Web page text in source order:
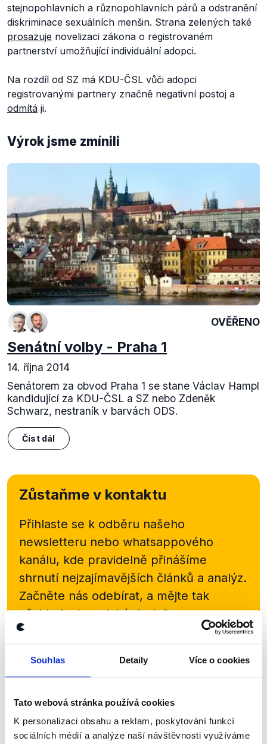
Souhlas Detaily Více o cookies
Tato webová stránka používá cookies
K personalizaci obsahu a reklam, poskytování funkcí
sociálních médií a analýze naší návštěvnosti využíváme
stejnopohlavních a různopohlavních párů a odstranění
diskriminace sexuálních menšin. Strana zelených také
prosazuje novelizaci zákona o registrovaném
partnerství umožňující individuální adopci.
Na rozdíl od SZ má KDU-ČSL vůči adopci
registrovanými partnery značně negativní postoj a
odmítá ji.
Výrok jsme zmínili
OVĚŘENO
Senátní volby - Praha 1
14. října 2014
Senátorem za obvod Praha 1 se stane Václav Hampl
kandidující za KDU-ČSL a SZ nebo Zdeněk
Schwarz, nestraník v barvách ODS.
Číst dál
Zůstaňme v kontaktu
Přihlaste se k odběru našeho
newsletteru nebo whatsappového
kanálu, kde pravidelně přinášíme
shrnutí nejzajímavějších článků a analýz.
Začněte nás odebírat, a mějte tak
přehled o tom, jaké dezinformace a
nepravdy se zrovna v Česku šíří.
Newsletter WhatsApp
Sociální sítě